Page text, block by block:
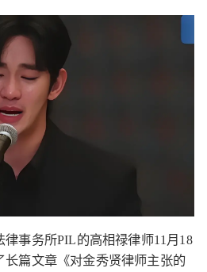
事务所PIL的高相禄律师11月18
长篇文章《对金秀贤律师主张的